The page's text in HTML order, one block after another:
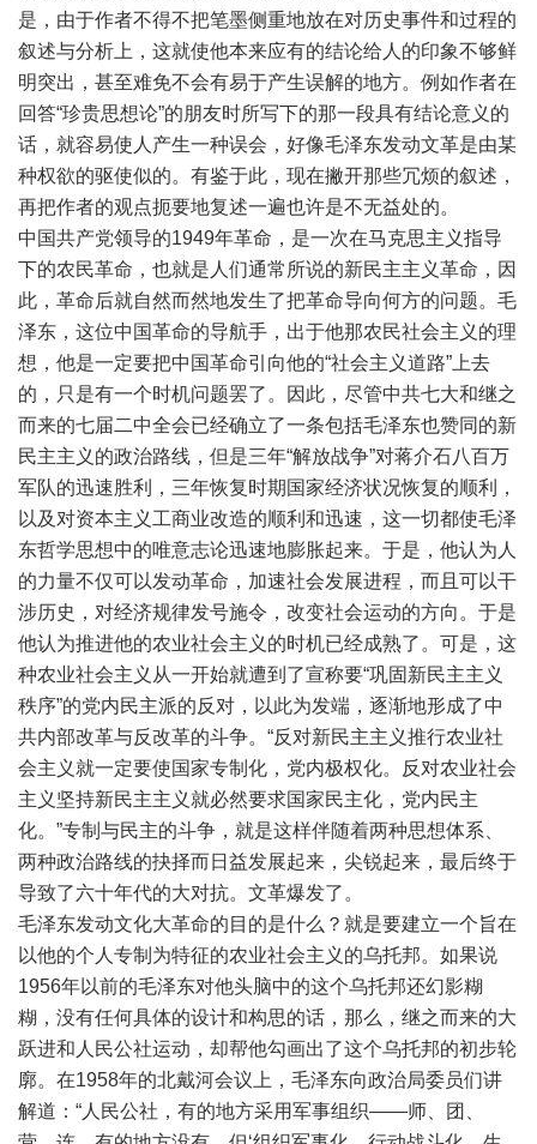
是，由于作者不得不把笔墨侧重地放在对历史事件和过程的
叙述与分析上，这就使他本来应有的结论给人的印象不够鲜
明突出，甚至难免不会有易于产生误解的地方。例如作者在
回答“珍贵思想论”的朋友时所写下的那一段具有结论意义的
话，就容易使人产生一种误会，好像毛泽东发动文革是由某
种权欲的驱使似的。有鉴于此，现在撇开那些冗烦的叙述，
再把作者的观点扼要地复述一遍也许是不无益处的。
中国共产党领导的1949年革命，是一次在马克思主义指导
下的农民革命，也就是人们通常所说的新民主主义革命，因
此，革命后就自然而然地发生了把革命导向何方的问题。毛
泽东，这位中国革命的导航手，出于他那农民社会主义的理
想，他是一定要把中国革命引向他的“社会主义道路”上去
的，只是有一个时机问题罢了。因此，尽管中共七大和继之
而来的七届二中全会已经确立了一条包括毛泽东也赞同的新
民主主义的政治路线，但是三年“解放战争”对蒋介石八百万
军队的迅速胜利，三年恢复时期国家经济状况恢复的顺利，
以及对资本主义工商业改造的顺利和迅速，这一切都使毛泽
东哲学思想中的唯意志论迅速地膨胀起来。于是，他认为人
的力量不仅可以发动革命，加速社会发展进程，而且可以干
涉历史，对经济规律发号施令，改变社会运动的方向。于是
他认为推进他的农业社会主义的时机已经成熟了。可是，这
种农业社会主义从一开始就遭到了宣称要“巩固新民主主义
秩序”的党内民主派的反对，以此为发端，逐渐地形成了中
共内部改革与反改革的斗争。“反对新民主主义推行农业社
会主义就一定要使国家专制化，党内极权化。反对农业社会
主义坚持新民主主义就必然要求国家民主化，党内民主
化。”专制与民主的斗争，就是这样伴随着两种思想体系、
两种政治路线的抉择而日益发展起来，尖锐起来，最后终于
导致了六十年代的大对抗。文革爆发了。
毛泽东发动文化大革命的目的是什么？就是要建立一个旨在
以他的个人专制为特征的农业社会主义的乌托邦。如果说
1956年以前的毛泽东对他头脑中的这个乌托邦还幻影糊
糊，没有任何具体的设计和构思的话，那么，继之而来的大
跃进和人民公社运动，却帮他勾画出了这个乌托邦的初步轮
廓。在1958年的北戴河会议上，毛泽东向政治局委员们讲
解道：“人民公社，有的地方采用军事组织——师、团、